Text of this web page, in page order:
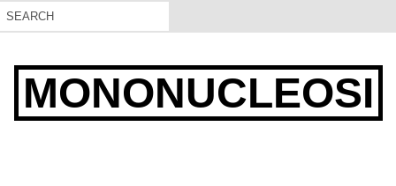
MONONUCLEOSI